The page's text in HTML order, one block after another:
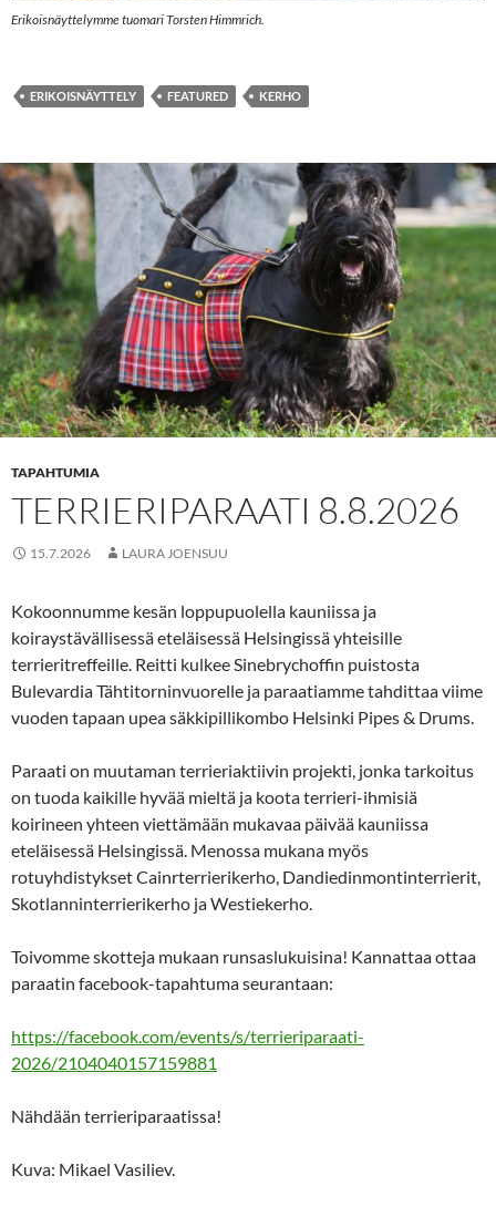
Erikoisnäyttelymme tuomari Torsten Himmrich.
ERIKOISNÄYTTELY FEATURED KERHO
TAPAHTUMIA
TERRIERIPARAATI 8.8.2026
15.7.2026 LAURA JOENSUU
Kokoonnumme kesän loppupuolella kauniissa ja
koiraystävällisessä eteläisessä Helsingissä yhteisille
terrieritreffeille. Reitti kulkee Sinebrychoffin puistosta
Bulevardia Tähtitorninvuorelle ja paraatiamme tahdittaa viime
vuoden tapaan upea säkkipillikombo Helsinki Pipes & Drums.
Paraati on muutaman terrieriaktiivin projekti, jonka tarkoitus
on tuoda kaikille hyvää mieltä ja koota terrieri-ihmisiä
koirineen yhteen viettämään mukavaa päivää kauniissa
eteläisessä Helsingissä. Menossa mukana myös
rotuyhdistykset Cainrterrierikerho, Dandiedinmontinterrierit,
Skotlanninterrierikerho ja Westiekerho.
Toivomme skotteja mukaan runsaslukuisina! Kannattaa ottaa
paraatin facebook-tapahtuma seurantaan:
https://facebook.com/events/s/terrieriparaati-
2026/2104040157159881
Nähdään terrieriparaatissa!
Kuva: Mikael Vasiliev.